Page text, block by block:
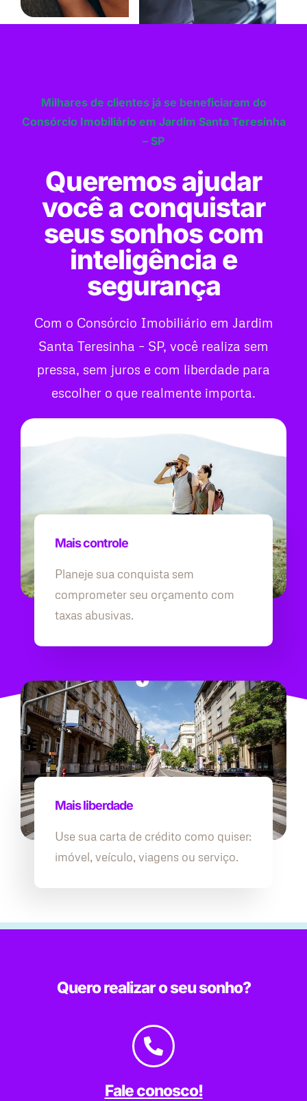
Milhares de clientes já se beneficiaram do
Consórcio Imobiliário em Jardim Santa Teresinha
– SP
Queremos ajudar
você a conquistar
seus sonhos com
inteligência e
segurança
Com o Consórcio Imobiliário em Jardim
Santa Teresinha – SP, você realiza sem
pressa, sem juros e com liberdade para
escolher o que realmente importa.
Mais controle
Planeje sua conquista sem
comprometer seu orçamento com
taxas abusivas.
Mais liberdade
Use sua carta de crédito como quiser:
imóvel, veículo, viagens ou serviço.
Quero realizar o seu sonho?
Fale conosco!